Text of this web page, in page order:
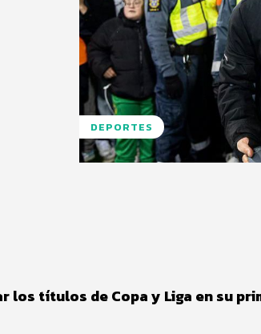
DEPORTES
los títulos de Copa y Liga en su